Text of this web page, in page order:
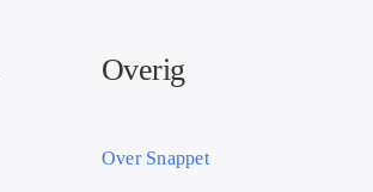
Overig
Over Snappet